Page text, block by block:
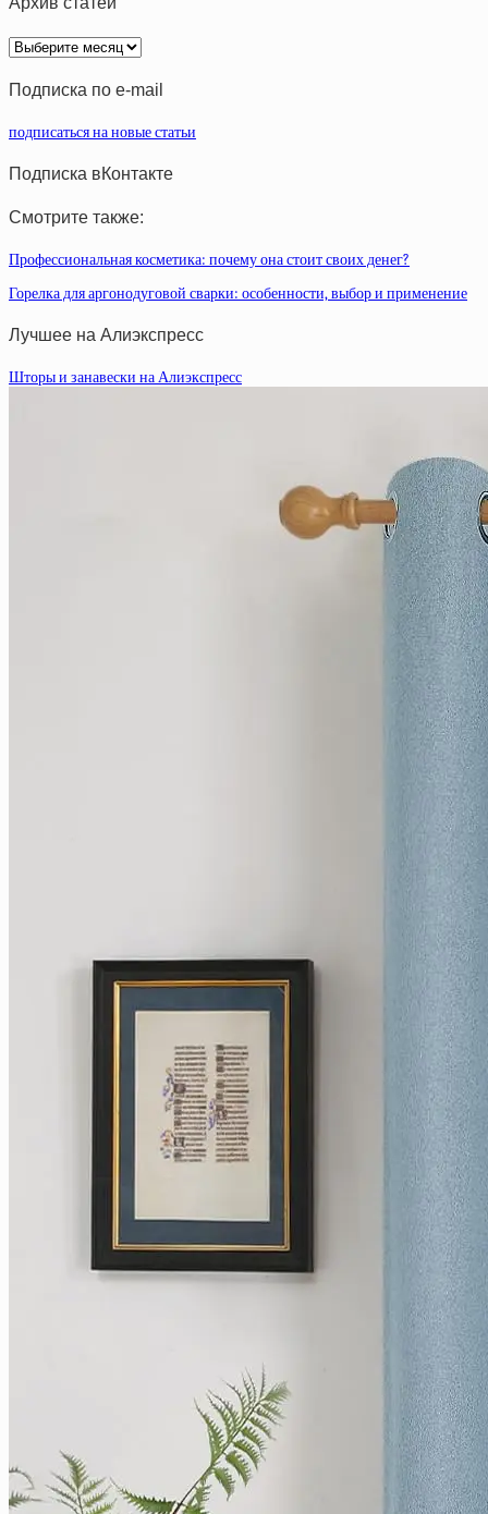
Архив
статей
Подписка по e-mail
подписаться на новые статьи
Подписка вКонтакте
Смотрите также:
Профессиональная косметика: почему она стоит своих денег?
Горелка для аргонодуговой сварки: особенности, выбор и применение
Лучшее на Алиэкспресс
Шторы и занавески на Алиэкспресс